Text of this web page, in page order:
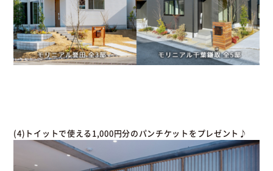
(4)トイットで使える1,000円分のパンチケットをプレゼント♪